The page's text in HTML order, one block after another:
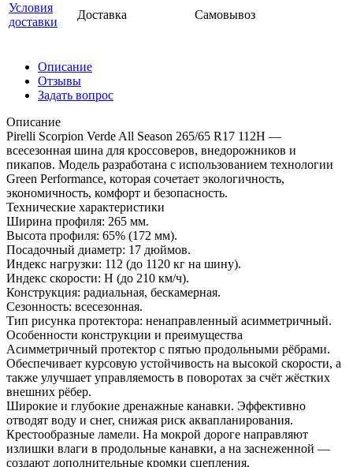
Условия
доставки
Доставка Самовывоз
Описание
Отзывы
Задать вопрос
Описание
Pirelli Scorpion Verde All Season 265/65 R17 112H —
всесезонная шина для кроссоверов, внедорожников и
пикапов. Модель разработана с использованием технологии
Green Performance, которая сочетает экологичность,
экономичность, комфорт и безопасность.
Технические характеристики
Ширина профиля: 265 мм.
Высота профиля: 65% (172 мм).
Посадочный диаметр: 17 дюймов.
Индекс нагрузки: 112 (до 1120 кг на шину).
Индекс скорости: H (до 210 км/ч).
Конструкция: радиальная, бескамерная.
Сезонность: всесезонная.
Тип рисунка протектора: ненаправленный асимметричный.
Особенности конструкции и преимущества
Асимметричный протектор с пятью продольными рёбрами.
Обеспечивает курсовую устойчивость на высокой скорости, а
также улучшает управляемость в поворотах за счёт жёстких
внешних рёбер.
Широкие и глубокие дренажные канавки. Эффективно
отводят воду и снег, снижая риск аквапланирования.
Крестообразные ламели. На мокрой дороге направляют
излишки влаги в продольные канавки, а на заснеженной —
создают дополнительные кромки сцепления.